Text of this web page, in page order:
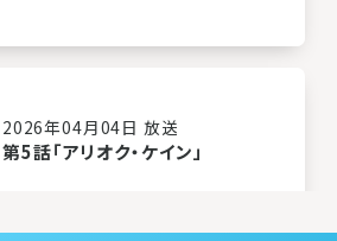
2026年04月04日 放送
第5話「アリオク・ケイン」